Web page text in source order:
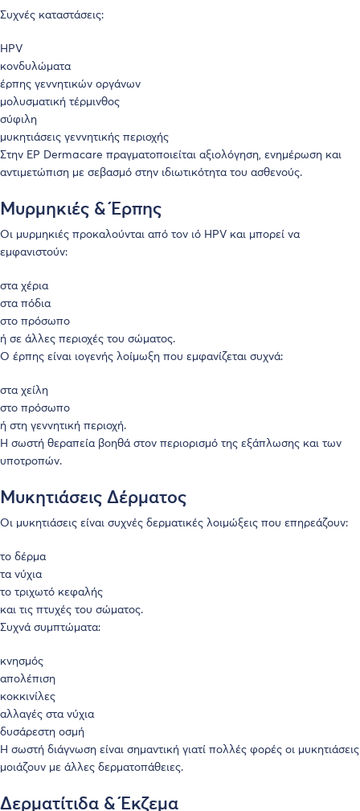
Συχνές καταστάσεις:
HPV
κονδυλώματα
έρπης γεννητικών οργάνων
μολυσματική τέρμινθος
σύφιλη
μυκητιάσεις γεννητικής περιοχής
Στην EP Dermacare πραγματοποιείται αξιολόγηση, ενημέρωση και
αντιμετώπιση με σεβασμό στην ιδιωτικότητα του ασθενούς.
Μυρμηκιές & Έρπης
Οι μυρμηκιές προκαλούνται από τον ιό HPV και μπορεί να
εμφανιστούν:
στα χέρια
στα πόδια
στο πρόσωπο
ή σε άλλες περιοχές του σώματος.
Ο έρπης είναι ιογενής λοίμωξη που εμφανίζεται συχνά:
στα χείλη
στο πρόσωπο
ή στη γεννητική περιοχή.
Η σωστή θεραπεία βοηθά στον περιορισμό της εξάπλωσης και των
υποτροπών.
Μυκητιάσεις Δέρματος
Οι μυκητιάσεις είναι συχνές δερματικές λοιμώξεις που επηρεάζουν:
το δέρμα
τα νύχια
το τριχωτό κεφαλής
και τις πτυχές του σώματος.
Συχνά συμπτώματα:
κνησμός
απολέπιση
κοκκινίλες
αλλαγές στα νύχια
δυσάρεστη οσμή
Η σωστή διάγνωση είναι σημαντική γιατί πολλές φορές οι μυκητιάσεις
μοιάζουν με άλλες δερματοπάθειες.
Δερματίτιδα & Έκζεμα